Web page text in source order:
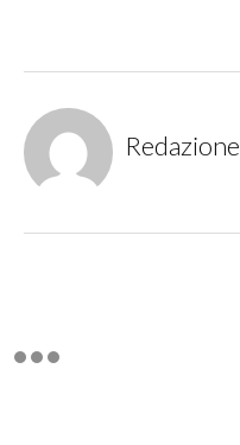
Redazione